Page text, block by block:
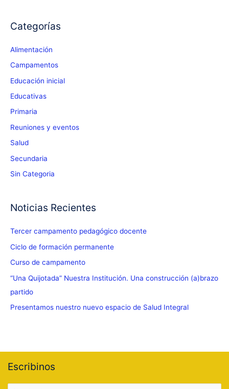
ser
otra
manera,
leyendo!
Categorías
Alimentación
Campamentos
Educación inicial
Educativas
Primaria
Reuniones y eventos
Salud
Secundaria
Sin Categoria
Noticias Recientes
Tercer campamento pedagógico docente
Ciclo de formación permanente
Curso de campamento
“Una Quijotada” Nuestra Institución. Una construcción (a)brazo
partido
Presentamos nuestro nuevo espacio de Salud Integral
Escribinos